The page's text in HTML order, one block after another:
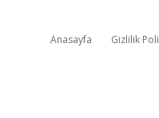
Anasayfa Gizlilik